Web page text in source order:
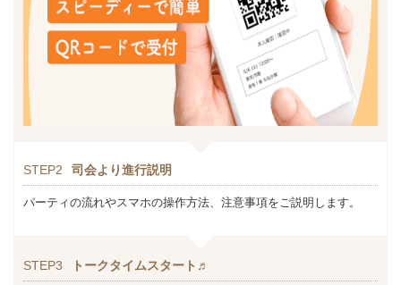
STEP2 司会より進行説明
パーティの流れやスマホの操作方法、注意事項をご説明します。
STEP3 トークタイムスタート♬